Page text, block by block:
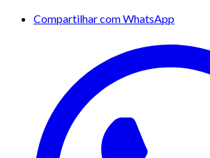
Compartilhar com WhatsApp